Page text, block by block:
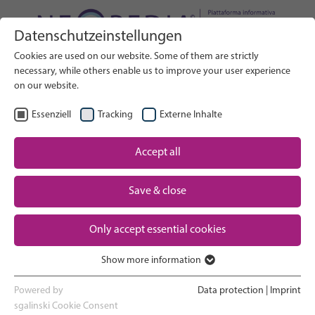
RICERCA
IT Seleziona lingua
Assistenza neonatale: Panoramica
Gravidanza e parto
Esperienza in terapia intensiva
neonatale
Ritorno a casa e crescita
Cerca nel sito web
Pagina iniziale
Partner
Contact
Datenschutzeinstellungen
Cookies are used on our website. Some of them are strictly
necessary, while others enable us to improve your user experience
on our website.
Essenziell Tracking Externe Inhalte
Accept all
Save & close
Only accept essential cookies
Essenzielle Cookies werden für grundlegende Funktionen der
Webseite benötigt. Dadurch ist gewährleistet, dass die Webseite
Show more information
Powered by
sgalinski Cookie Consent
Data protection Imprint